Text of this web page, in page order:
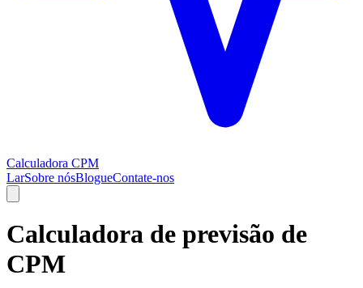
Calculadora CPM
LarSobre nósBlogueContate-nos
Calculadora de previsão de
CPM